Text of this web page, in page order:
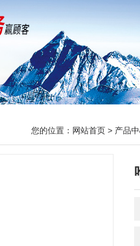
您的位置： 网站首页 > 产品